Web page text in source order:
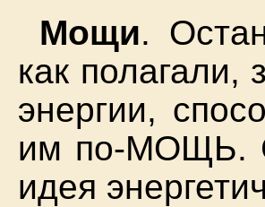
Мощи.
как полагали,
энергии,
им по-МОЩЬ.
идея